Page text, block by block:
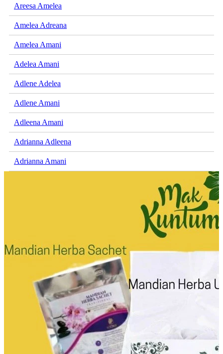
Areesa Amelea
Amelea Adreana
Amelea Amani
Adelea Amani
Adlene Adelea
Adlene Amani
Adleena Amani
Adrianna Adleena
Adrianna Amani